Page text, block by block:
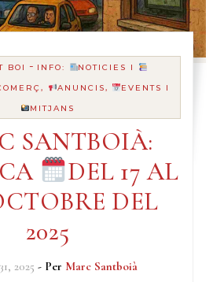
BOI - INFO:
NOTICIES I
ANUNCIS,
EVENTS I
MITJANS
SANTBOIÀ:
DEL 17 AL
DEL
2025
2025 - Per Marc Santboià